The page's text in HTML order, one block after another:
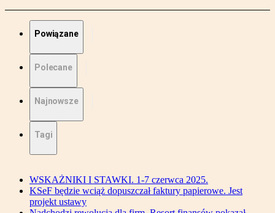
Powiązane
Polecane
Najnowsze
Tagi
WSKAŻNIKI I STAWKI. 1-7 czerwca 2025.
KSeF będzie wciąż dopuszczał faktury papierowe. Jest
projekt ustawy